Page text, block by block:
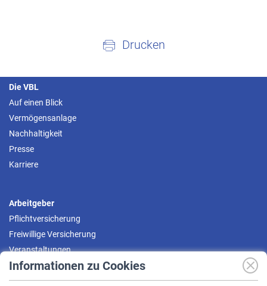
Informationen zu Cookies
Drucken
Die VBL
Auf einen Blick
Vermögensanlage
Nachhaltigkeit
Presse
Karriere
Arbeitgeber
Pflichtversicherung
Freiwillige Versicherung
Veranstaltungen